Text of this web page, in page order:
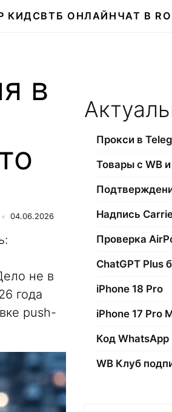
КИДСВТБ ОНЛАЙН ЧАТ В
в
04.06.2026
не в
года
push-
Прокси в
Товары с WB
Надпись
Проверка
ChatGPT Plus
iPhone 18 Pro
iPhone 17 Pro
Код WhatsApp
WB Клуб